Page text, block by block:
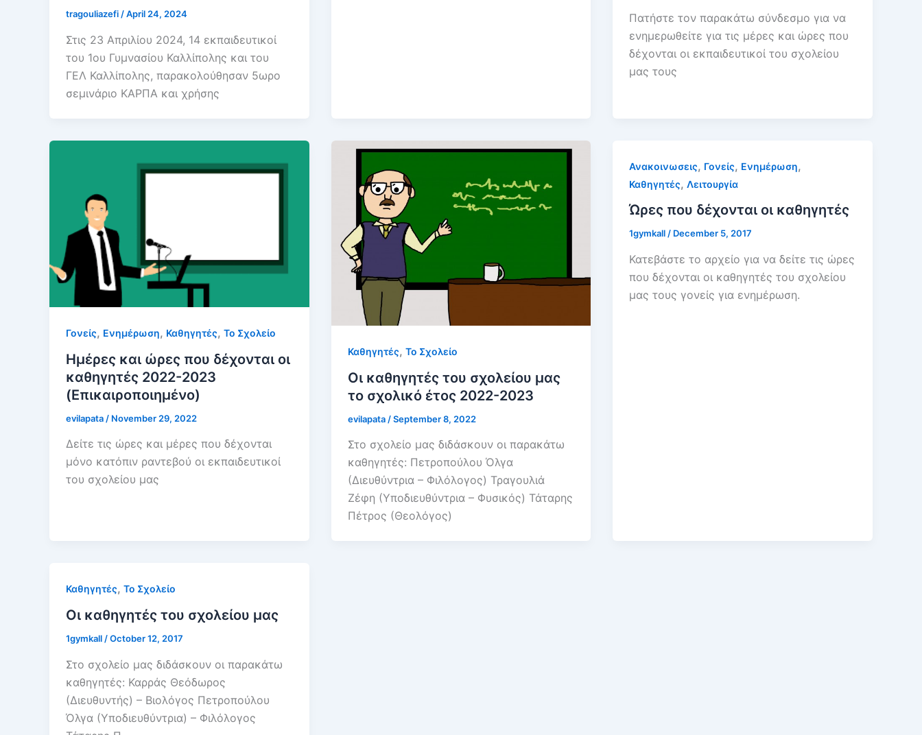
tragouliazefi /April 24, 2024
Στις 23 Απριλίου 2024, 14 εκπαιδευτικοί
του 1ου Γυμνασίου Καλλίπολης και του
ΓΕΛ Καλλίπολης, παρακολούθησαν 5ωρο
σεμινάριο ΚΑΡΠΑ και χρήσης
Πατήστε τον παρακάτω σύνδεσμο για να
ενημερωθείτε για τις μέρες και ώρες που
δέχονται οι εκπαιδευτικοί του σχολείου
μας τους
Γονείς, Ενημέρωση, Καθηγητές, Το Σχολείο
Ημέρες και ώρες που δέχονται οι
καθηγητές 2022-2023
(Επικαιροποιημένο)
evilapata / November 29, 2022
Δείτε τις ώρες και μέρες που δέχονται
μόνο κατόπιν ραντεβού οι εκπαιδευτικοί
του σχολείου μας
Καθηγητές, Το Σχολείο
Οι καθηγητές του σχολείου μας
το σχολικό έτος 2022-2023
evilapata /September 8, 2022
Στο σχολείο μας διδάσκουν οι παρακάτω
καθηγητές: Πετροπούλου Όλγα
(Διευθύντρια – Φιλόλογος) Τραγουλιά
Ζέφη (Υποδιευθύντρια – Φυσικός) Τάταρης
Πέτρος (Θεολόγος)
Ανακοινωσεις, Γονείς, Ενημέρωση,
Καθηγητές,Λειτουργία
Ώρες που δέχονται οι καθηγητές
1gymkall/ December 5, 2017
Κατεβάστε το αρχείο για να δείτε τις ώρες
που δέχονται οι καθηγητές του σχολείου
μας τους γονείς για ενημέρωση.
Καθηγητές, Το Σχολείο
Οι καθηγητές του σχολείου μας
1gymkall /October 12, 2017
Στο σχολείο μας διδάσκουν οι παρακάτω
καθηγητές: Καρράς Θεόδωρος
(Διευθυντής) – Βιολόγος Πετροπούλου
Όλγα (Υποδιευθύντρια) – Φιλόλογος